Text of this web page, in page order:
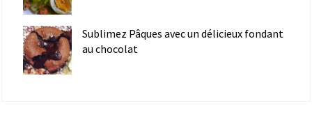
Sublimez Pâques avec un délicieux fondant
au chocolat